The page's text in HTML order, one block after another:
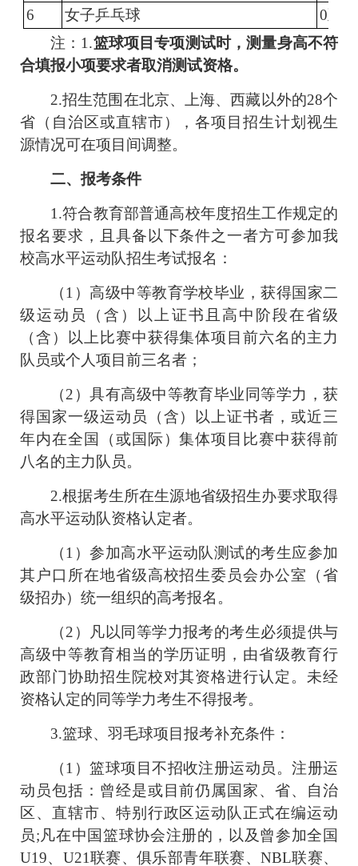
6
女子乒乓球 0至
注： 1.篮球项目专项测试时，测量身高不符
合填报小项要求者取消测试资格。
2.招生范围在北京、上海、西藏以外的28个
省（自治区或直辖市），各项目招生计划视生
源情况可在项目间调整。
二、报考条件
1.符合教育部普通高校年度招生工作规定的
报名要求，且具备以下条件之一者方可参加我
校高水平运动队招生考试报名：
（1 ）高级中等教育学校毕业，获得国家二
级运动员（含）以上证书且高中阶段在省级
（含）以上比赛中获得集体项目前六名的主力
队员或个人项目前三名者；
（2 ）具有高级中等教育毕业同等学力，获
得国家一级运动员（含）以上证书者，或近三
年内在全国（或国际）集体项目比赛中获得前
八名的主力队员。
2.根据考生所在生源地省级招生办要求取得
高水平运动队资格认定者。
（1 ）参加高水平运动队测试的考生应参加
其户口所在地省级高校招生委员会办公室（省
级招办）统一组织的高考报名。
（2 ）凡以同等学力报考的考生必须提供与
高级中等教育相当的学历证明，由省级教育行
政部门协助招生院校对其资格进行认定。未经
资格认定的同等学力考生不得报考。
3.篮球、羽毛球项目报考补充条件：
（1 ）篮球项目不招收注册运动员。注册运
动员包括：曾经是或目前仍属国家、省、自治
区、直辖市、特别行政区运动队正式在编运动
员;凡在中国篮球协会注册的，以及曾参加全国
U19、 U21联赛、俱乐部青年联赛、 NBL联赛、